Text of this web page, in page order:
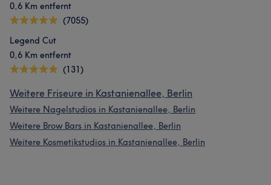
0,6 Km entfernt
(7055)
Legend Cut
0,6 Km entfernt
(131)
Weitere Friseure in Kastanienallee, Berlin
Weitere Nagelstudios in Kastanienallee, Berlin
Weitere Brow Bars in Kastanienallee, Berlin
Weitere Kosmetikstudios in Kastanienallee, Berlin